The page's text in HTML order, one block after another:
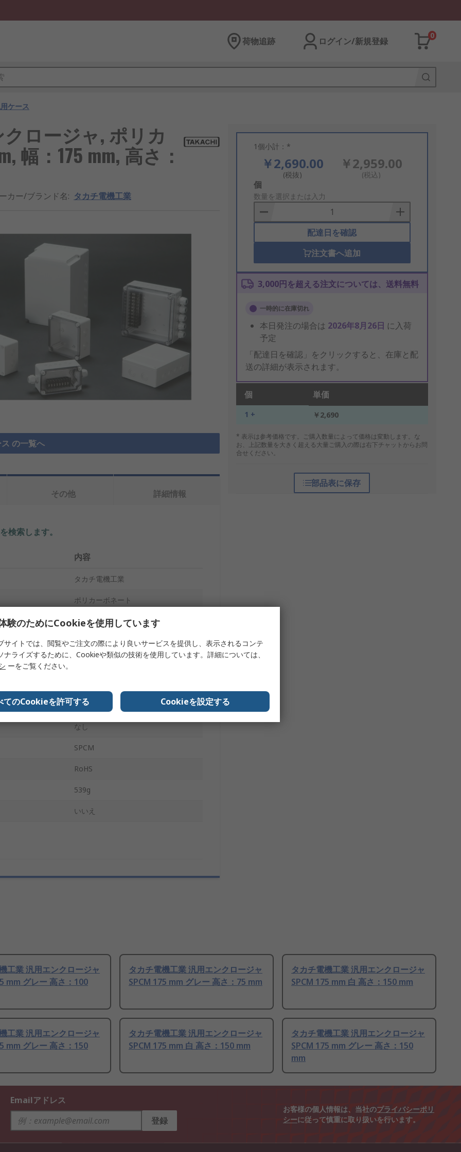
荷物追跡 ログイン/新規登録
0
ケース
ロージャ, ポリカ
幅：175 mm, 高さ：
カー/ブランド名: タカチ電機工業
の一覧へ
1個小計：*
￥2,690.00
(税抜)
￥2,959.00
(税込)
Add
to
Basket
個
数量を選択または入力
配達日を確認
注文書へ追加
3,000円を超える注文については、送料無料
一時的に在庫切れ
本日発注の場合は 2026年8月26日 に入荷
予定
「配達日を確認」をクリックすると、在庫と配
送の詳細が表示されます。
個 単価
1 + ￥2,690
* 表示は参考価格です。ご購入数量によって価格は変動します。な
お、上記数量を大きく超える大量ご購入の際は右下チャットからお問
合せください。
部品表に保存
その他
詳細情報
検索します。
内容
タカチ電機工業
ポリカーボネート
汎用エンクロージャ
125mm
グレー, 白
なし
SPCM
RoHS
539g
いいえ
工業 汎用エンクロージャ
mm グレー 高さ：100
タカチ電機工業 汎用エンクロージャ
SPCM 175 mm グレー 高さ：75 mm
タカチ電機工業 汎用エンクロージャ
SPCM 175 mm 白 高さ：150 mm
工業 汎用エンクロージャ
mm グレー 高さ：150
タカチ電機工業 汎用エンクロージャ
SPCM 175 mm 白 高さ：150 mm
タカチ電機工業 汎用エンクロージャ
SPCM 175 mm グレー 高さ：150
mm
Emailアドレス
登録
お客様の個人情報は、当社のプライバシーポリ
シーに従って慎重に取り扱いを行います。
験のためにCookieを使用しています
サイトでは、閲覧やご注文の際により良いサービスを提供し、表示されるコンテ
ナライズするために、Cookieや類似の技術を使用しています。詳細については、
ーをご覧ください。
てのCookieを許可する Cookieを設定する